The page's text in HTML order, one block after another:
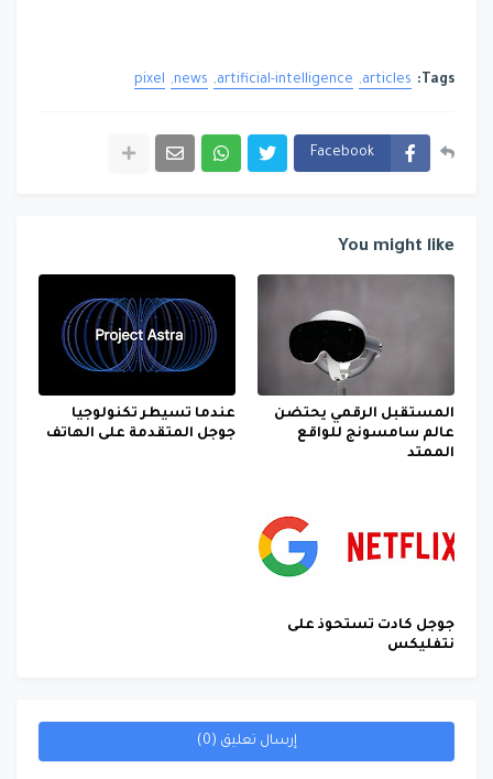
Tags:
articles
artificial-intelligence
news
pixel
Facebook
You might like
المستقبل الرقمي يحتضن
عالم سامسونج للواقع
الممتد
عندما تسيطر تكنولوجيا
جوجل المتقدمة على الهاتف
جوجل كادت تستحوذ على
نتفليكس
إرسال تعليق (0)